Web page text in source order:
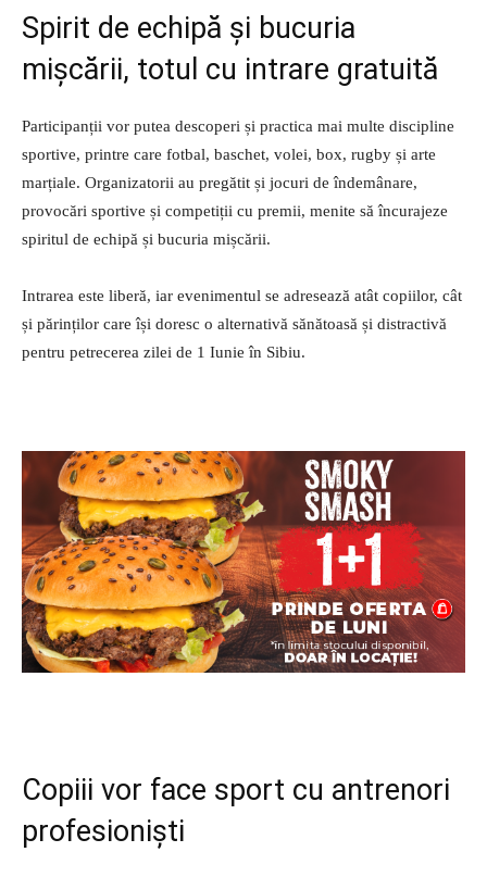
Spirit de echipă și bucuria
mișcării, totul cu intrare gratuită
Participanții vor putea descoperi și practica mai multe discipline
sportive, printre care fotbal, baschet, volei, box, rugby și arte
marțiale. Organizatorii au pregătit și jocuri de îndemânare,
provocări sportive și competiții cu premii, menite să încurajeze
spiritul de echipă și bucuria mișcării.
Intrarea este liberă, iar evenimentul se adresează atât copiilor, cât
și părinților care își doresc o alternativă sănătoasă și distractivă
pentru petrecerea zilei de 1 Iunie în Sibiu.
Copiii vor face sport cu antrenori
profesioniști